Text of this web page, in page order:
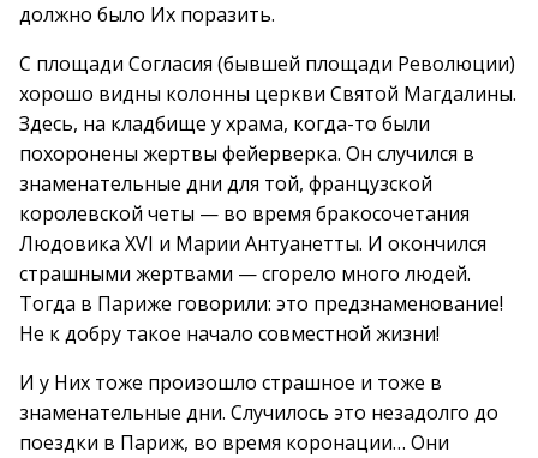
должно было Их поразить.
С площади Согласия (бывшей площади Революции)
хорошо видны колонны церкви Святой Магдалины.
Здесь, на кладбище у храма, когда-то были
похоронены жертвы фейерверка. Он случился в
знаменательные дни для той, французской
королевской четы — во время бракосочетания
Людовика XVI и Марии Антуанетты. И окончился
страшными жертвами — сгорело много людей.
Тогда в Париже говорили: это предзнаменование!
Не к добру такое начало совместной жизни!
И у Них тоже произошло страшное и тоже в
знаменательные дни. Случилось это незадолго до
поездки в Париж, во время коронации… Они